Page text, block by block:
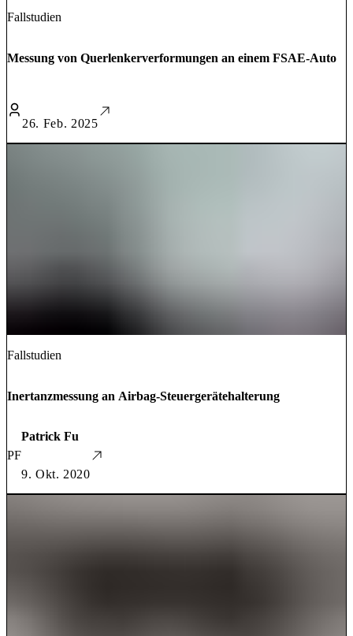
Fallstudien
Messung von Querlenkerverformungen an einem FSAE-Auto
26. Feb. 2025
Fallstudien
Inertanzmessung an Airbag-Steuergerätehalterung
PF
Patrick Fu
9. Okt. 2020